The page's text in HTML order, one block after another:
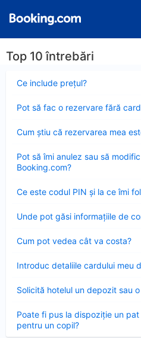
Top 10 întrebări
Ce include preţul?
închis
Pot să fac o rezervare fără
închis
Cum ştiu că rezervarea mea
închis
Pot să îmi anulez sau să
Booking.com?
închis
Ce este codul PIN şi la ce îmi
închis
Unde pot găsi informațiile de
închis
Cum pot vedea cât va costa?
închis
Introduc detaliile cardului meu
închis
Solicită hotelul un depozit sau
închis
Poate fi pus la dispoziție un
pentru un copil?
închis